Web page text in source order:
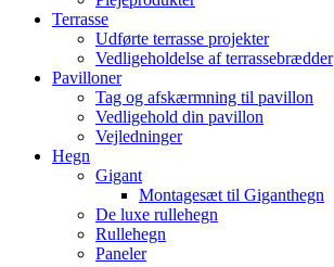
Terrasse
Udførte terrasse projekter
Vedligeholdelse af terrassebrædder
Pavilloner
Tag og afskærmning til pavillon
Vedligehold din pavillon
Vejledninger
Hegn
Gigant
Montagesæt til Giganthegn
De luxe rullehegn
Rullehegn
Paneler